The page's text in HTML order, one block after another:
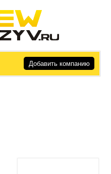
Добавить компанию